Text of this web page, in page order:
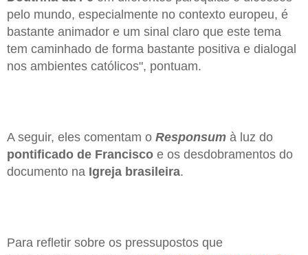
pelo mundo, especialmente no contexto europeu, é
bastante animador e um sinal claro que este tema
tem caminhado de forma bastante positiva e dialogal
nos ambientes católicos", pontuam.
A seguir, eles comentam o Responsum à luz do
pontificado de Francisco e os desdobramentos do
documento na Igreja brasileira.
Para refletir sobre os pressupostos que